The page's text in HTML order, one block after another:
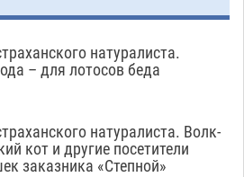
натуралиста.
– для лотосов беда
натуралиста. Волк-
кот и другие посетители
заказника «Степной»